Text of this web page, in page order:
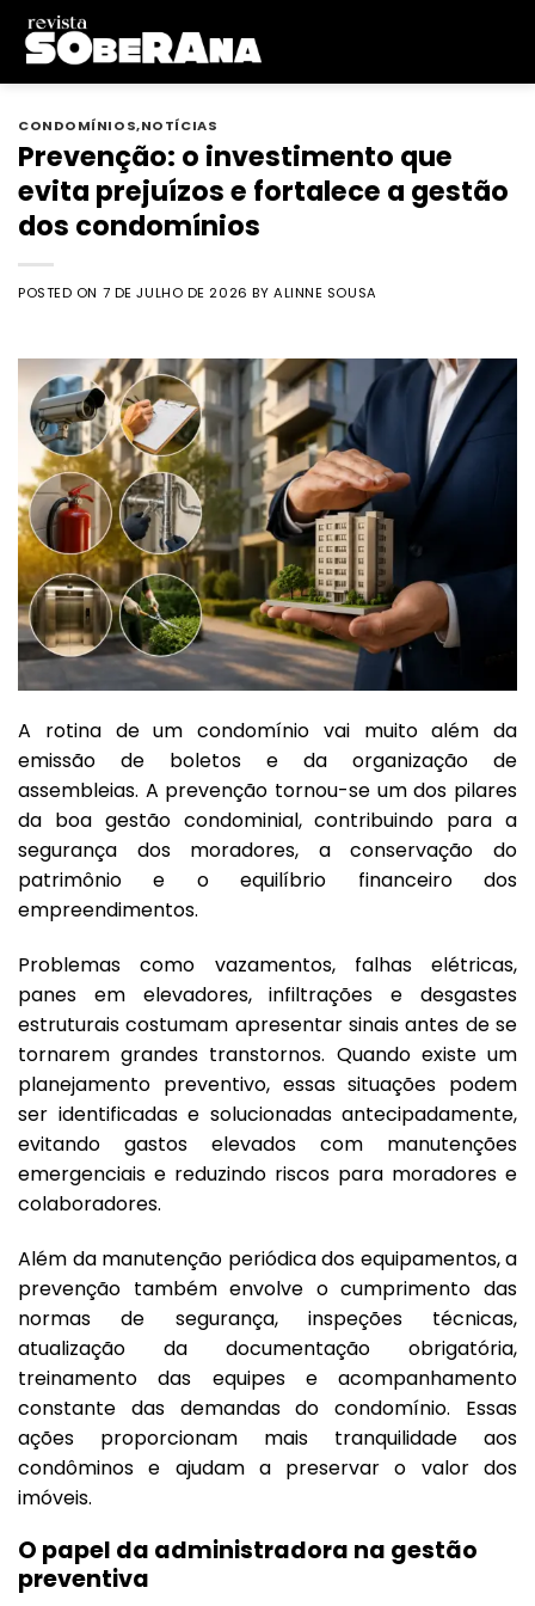
Skip
content
CONDOMÍNIOS,NOTÍCIAS
Prevenção: o investimento que
evita prejuízos e fortalece a gestão
dos condomínios
POSTED ON 7 DE JULHO DE 2026 BY ALINNE SOUSA
A rotina de um condomínio vai muito além da
emissão de boletos e da organização de
assembleias. A prevenção tornou-se um dos pilares
da boa gestão condominial, contribuindo para a
segurança dos moradores, a conservação do
patrimônio e o equilíbrio financeiro dos
empreendimentos.
Problemas como vazamentos, falhas elétricas,
panes em elevadores, infiltrações e desgastes
estruturais costumam apresentar sinais antes de se
tornarem grandes transtornos. Quando existe um
planejamento preventivo, essas situações podem
ser identificadas e solucionadas antecipadamente,
evitando gastos elevados com manutenções
emergenciais e reduzindo riscos para moradores e
colaboradores.
Além da manutenção periódica dos equipamentos, a
prevenção também envolve o cumprimento das
normas de segurança, inspeções técnicas,
atualização da documentação obrigatória,
treinamento das equipes e acompanhamento
constante das demandas do condomínio. Essas
ações proporcionam mais tranquilidade aos
condôminos e ajudam a preservar o valor dos
imóveis.
O papel da administradora na gestão
preventiva